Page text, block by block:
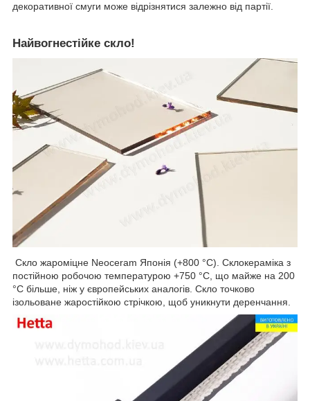
декоративної смуги може відрізнятися залежно від партії.
Найвогнестійке скло!
Скло жароміцне Neoceram Японія (+800 °C). Склокераміка з
постійною робочою температурою +750 °C, що майже на 200
°C більше, ніж у європейських аналогів. Скло точково
ізольоване жаростійкою стрічкою, щоб уникнути деренчання.